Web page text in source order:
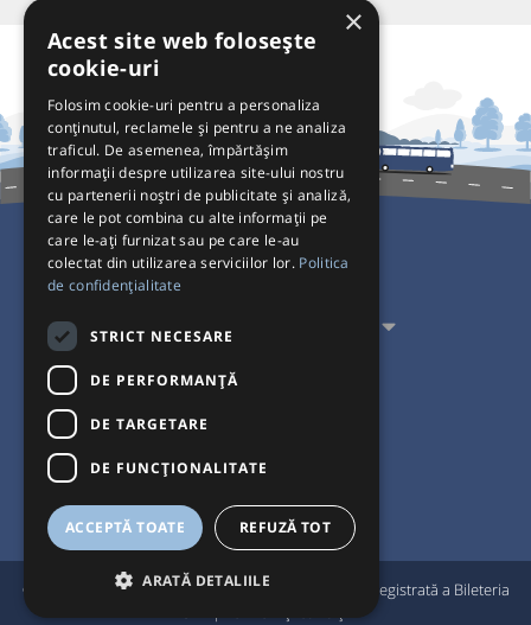
Pentru Călători
Pentru Transportatori
Interacționăm
Acceptăm plăți cu
© Bileteria 2004-2026 | Autogari.RO®
este marcă înregistrată a Bileteria
×
Acest site web folosește
cookie-uri
Folosim cookie-uri pentru a personaliza
conținutul, reclamele și pentru a ne analiza
traficul. De asemenea, împărtășim
informații despre utilizarea site-ului nostru
cu partenerii noștri de publicitate și analiză,
care le pot combina cu alte informații pe
care le-ați furnizat sau pe care le-au
colectat din utilizarea serviciilor lor. Politica
de confidențialitate
STRICT NECESARE
DE PERFORMANȚĂ
DE TARGETARE
DE FUNCŢIONALITATE
ACCEPTĂ TOATE REFUZĂ TOT
ARATĂ DETALIILE